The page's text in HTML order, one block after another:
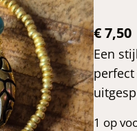
€7,50
Een
1 op